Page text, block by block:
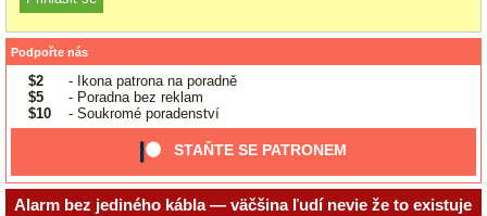
Podpořte nás
$2
- Ikona patrona na poradně
$5
- Poradna bez reklam
$10
- Soukromé poradenství
STAŇTE SE PATRONEM
Alarm bez jediného kábla — väčšina ľudí nevie že to existuje